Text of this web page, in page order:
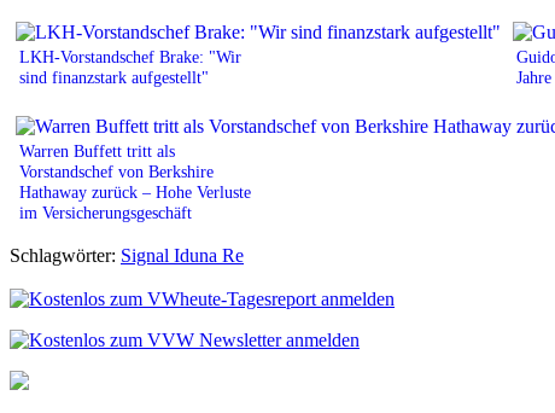
LKH-Vorstandschef Brake: "Wir
sind finanzstark aufgestellt"
Warren Buffett tritt als
Vorstandschef von Berkshire
Hathaway zurück – Hohe Verluste
im Versicherungsgeschäft
Schlagwörter: Signal Iduna Re